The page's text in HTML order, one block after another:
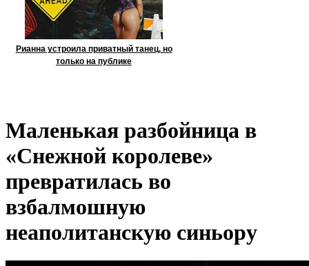
Рианна устроила приватный танец, но
только на публике
Маленькая разбойница в
«Снежной королеве»
превратилась во
взбалмошную
неаполитанскую синьору